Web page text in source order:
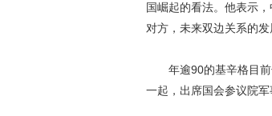
国崛起的看法。他表示
对方，未来双边关系的
年逾90的基辛格目前
一起，出席国会参议院